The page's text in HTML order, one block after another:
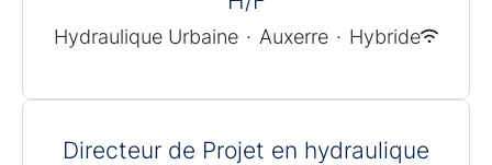
Hydraulique Urbaine · Auxerre · Hybride
Directeur de Projet en hydraulique